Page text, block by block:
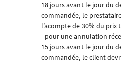
18 jours avant le jour du
commandée, le
l’acompte de 30% du
- pour une annulation
15 jours avant le jour du
commandée, le client